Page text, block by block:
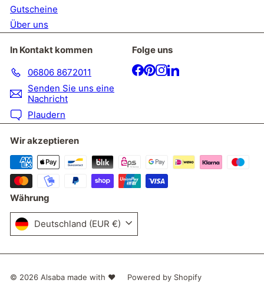
Gutscheine
Über uns
In Kontakt kommen
06806 8672011
Senden Sie uns eine
Nachricht
Plaudern
Folge uns
Facebook
Pinterest
Instagram
LinkedIn
Wir akzeptieren
Währung
Deutschland (EUR €)
© 2026 Alsaba made with ❤ Powered by Shopify